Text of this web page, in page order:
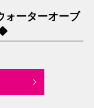
ォーターオーブ